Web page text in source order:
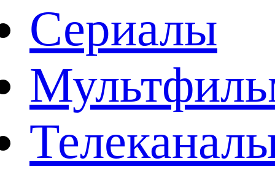
Сериалы